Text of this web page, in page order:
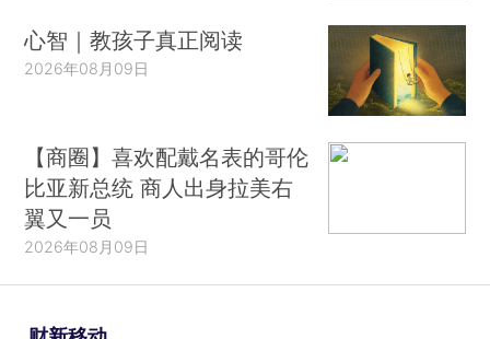
心智｜教孩子真正阅读
2026年08月09日
【商圈】喜欢配戴名表的哥伦
比亚新总统 商人出身拉美右
翼又一员
2026年08月09日